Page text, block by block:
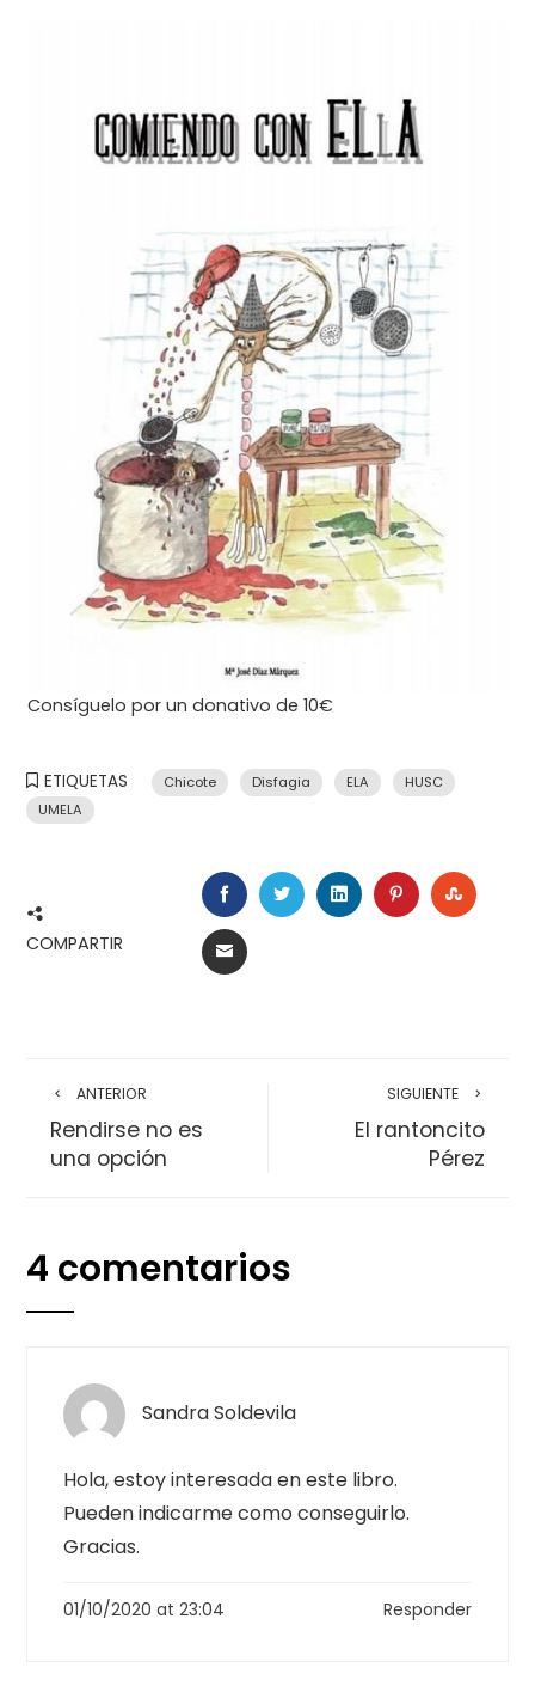
Consíguelo por un donativo de 10€
ETIQUETAS Chicote Disfagia ELA
HUSC
UMELA
COMPARTIR
FACEBOOK
TWITTERLINKEDINPINTEREST
EMAIL
ANTERIOR
Rendirse no es
una opción
SIGUIENTE
El rantoncito
Pérez
4 comentarios
Sandra Soldevila
Hola, estoy interesada en este libro.
Pueden indicarme como conseguirlo.
Gracias.
01/10/2020 at 23:04 Responder